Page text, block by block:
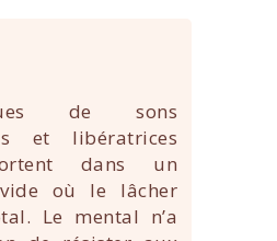
de sons
et libératrices
dans un
où le lâcher
Le mental n’a